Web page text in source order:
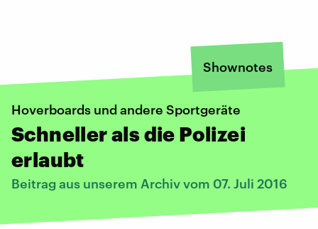
Shownotes
Hoverboards und andere Sportgeräte
Schneller als die Polizei
erlaubt
Beitrag aus unserem Archiv vom 07. Juli 2016